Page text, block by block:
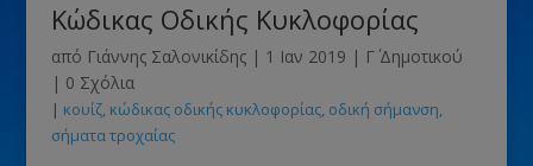
Κώδικας Οδικής Κυκλοφορίας
από Γιάννης Σαλονικίδης| 1 Ιαν 2019 | Γ΄ Δημοτικού
| 0 Σχόλια
| κουίζ κώδικας οδικής κυκλοφορίας οδική σήμανση
σήματα τροχαίας